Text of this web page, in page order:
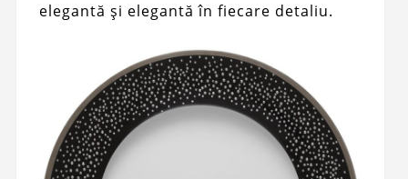
elegantă și elegantă în fiecare detaliu.